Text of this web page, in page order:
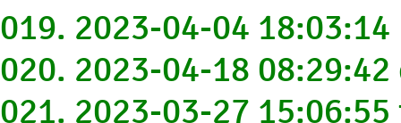
019. 2023-04-04
020. 2023-04-18
021. 2023-03-27